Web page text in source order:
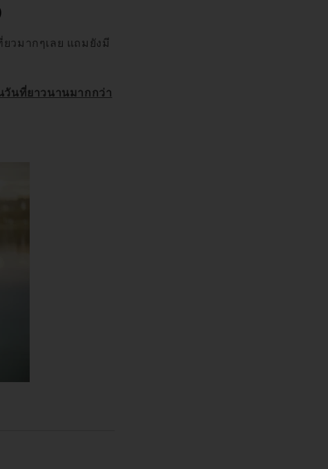
วมากๆเลย แถมยังมี
วันที่ยาวนานมากกว่า